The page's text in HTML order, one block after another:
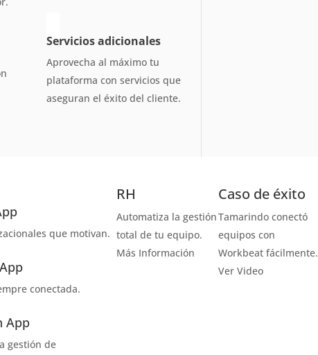
Servicios adicionales
Aprovecha al máximo tu
plataforma con servicios que
aseguran el éxito del cliente.
que motivan.
conectada.
App
gestión de
RH
Automatiza la gestión
total de tu equipo.
Más Información
Caso de éxito
Tamarindo conectó
equipos con
Workbeat fácilmente.
Ver Video